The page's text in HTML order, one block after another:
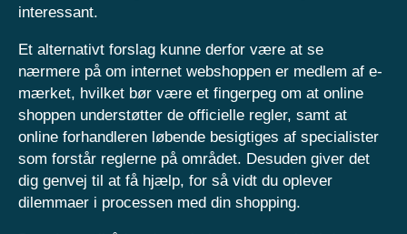
interessant.
Et alternativt forslag kunne derfor være at se
nærmere på om internet webshoppen er medlem af e-
mærket, hvilket bør være et fingerpeg om at online
shoppen understøtter de officielle regler, samt at
online forhandleren løbende besigtiges af specialister
som forstår reglerne på området. Desuden giver det
dig genvej til at få hjælp, for så vidt du oplever
dilemmaer i processen med din shopping.